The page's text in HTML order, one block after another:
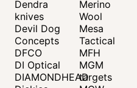
Dendra
knives
Devil Dog
Concepts
DFCO
DI Optical
DIAMONDHEAD
Merino
Wool
Mesa
Tactical
MFH
MGM
targets